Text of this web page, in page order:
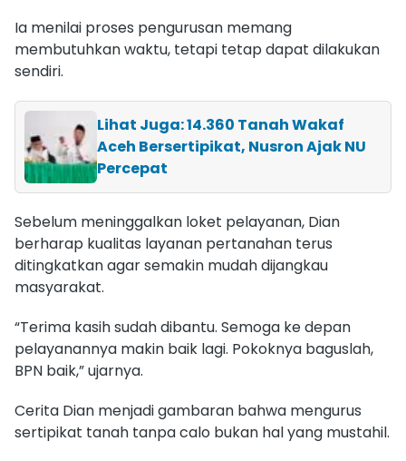
Ia menilai proses pengurusan memang
membutuhkan waktu, tetapi tetap dapat dilakukan
sendiri.
Lihat Juga: 14.360 Tanah Wakaf
Aceh Bersertipikat, Nusron Ajak NU
Percepat
Sebelum meninggalkan loket pelayanan, Dian
berharap kualitas layanan pertanahan terus
ditingkatkan agar semakin mudah dijangkau
masyarakat.
“Terima kasih sudah dibantu. Semoga ke depan
pelayanannya makin baik lagi. Pokoknya baguslah,
BPN baik,” ujarnya.
Cerita Dian menjadi gambaran bahwa mengurus
sertipikat tanah tanpa calo bukan hal yang mustahil.